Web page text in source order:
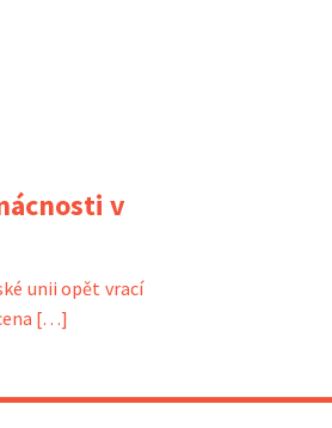
v
unii opět vrací
[…]